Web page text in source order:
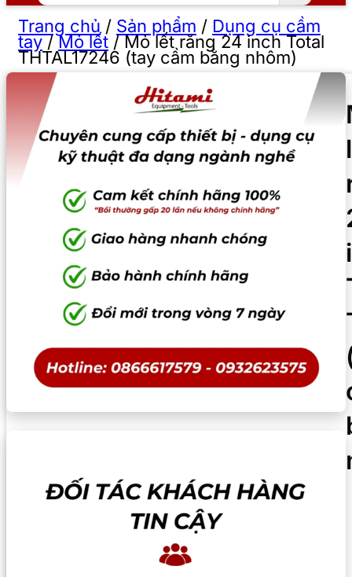
Trang chủ / Sản phẩm / Dụng cụ cầm
tay/Mỏ lết /Mỏ lết răng 24 inch Total
THTAL17246 (tay cầm bằng nhôm)